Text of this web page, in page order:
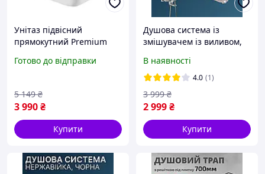
Унітаз підвісний
прямокутний Premium
безободковий з
soft-close 640054
Готово до відправки
3 990₴
5 149 ₴
Купити
Душова система із
змішувачем із виливом,
душем із нержавіючої
сталі
В наявності
4.0 (1)
2 999₴
3 999 ₴
Купити